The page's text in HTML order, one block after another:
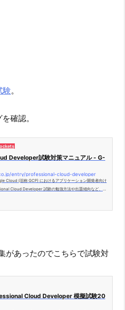
験。
確認。
Developer試験対策マニュアル - G-
entry/professional-cloud-developer
Cloud (旧称 GCP) におけるアプリケーション開発者向け
Cloud Developer 試験の勉強方法や出題傾向など、合
があったのでこちらで試験対
Cloud Developer 模擬試験20